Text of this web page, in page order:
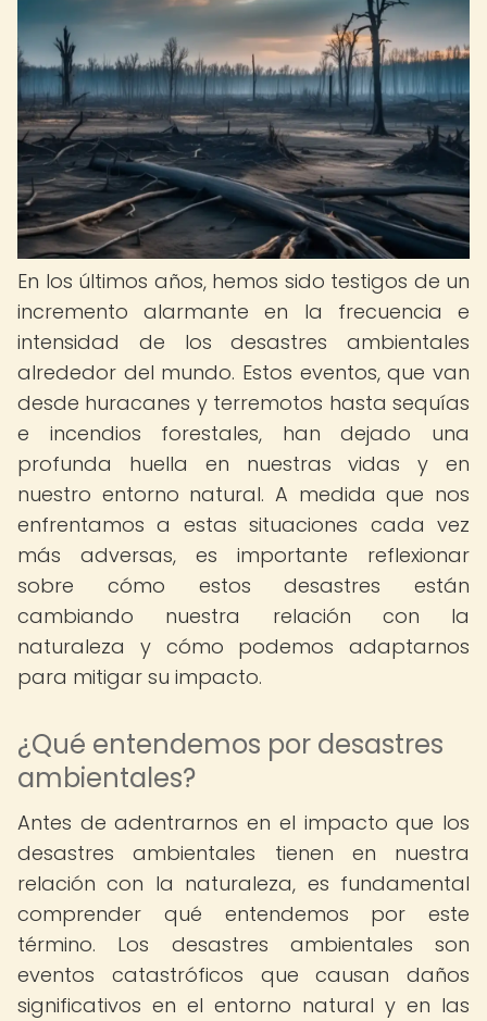
En los últimos años, hemos sido testigos de un
incremento alarmante en la frecuencia e
intensidad de los desastres ambientales
alrededor del mundo. Estos eventos, que van
desde huracanes y terremotos hasta sequías
e incendios forestales, han dejado una
profunda huella en nuestras vidas y en
nuestro entorno natural. A medida que nos
enfrentamos a estas situaciones cada vez
más adversas, es importante reflexionar
sobre cómo estos desastres están
cambiando nuestra relación con la
naturaleza y cómo podemos adaptarnos
para mitigar su impacto.
¿Qué entendemos por desastres
ambientales?
Antes de adentrarnos en el impacto que los
desastres ambientales tienen en nuestra
relación con la naturaleza, es fundamental
comprender qué entendemos por este
término. Los desastres ambientales son
eventos catastróficos que causan daños
significativos en el entorno natural y en las